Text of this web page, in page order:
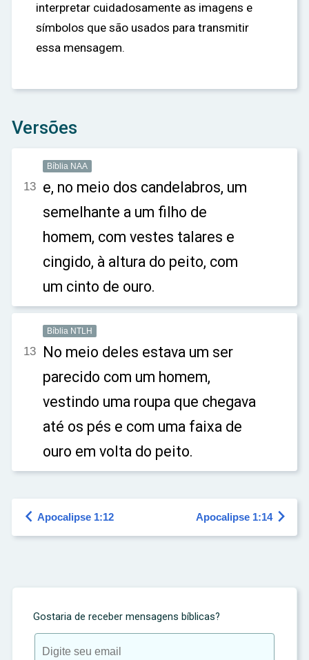
interpretar cuidadosamente as imagens e
símbolos que são usados para transmitir
essa mensagem.
Versões
Bíblia NAA
13 e, no meio dos candelabros, um
semelhante a um filho de
homem, com vestes talares e
cingido, à altura do peito, com
um cinto de ouro.
Bíblia NTLH
13 No meio deles estava um ser
parecido com um homem,
vestindo uma roupa que chegava
até os pés e com uma faixa de
ouro em volta do peito.
 Apocalipse 1:12 Apocalipse 1:14 
Gostaria de receber mensagens bíblicas?